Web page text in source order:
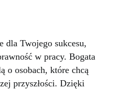
dla Twojego sukcesu,
w pracy. Bogata
o osobach, które chcą
przyszłości. Dzięki